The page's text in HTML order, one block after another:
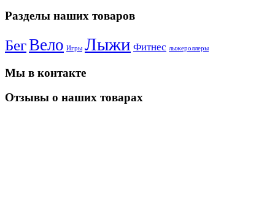
Разделы наших товаров
БегВело Игры Лыжи Фитнес лыжероллеры
Мы в контакте
Отзывы о наших товарах